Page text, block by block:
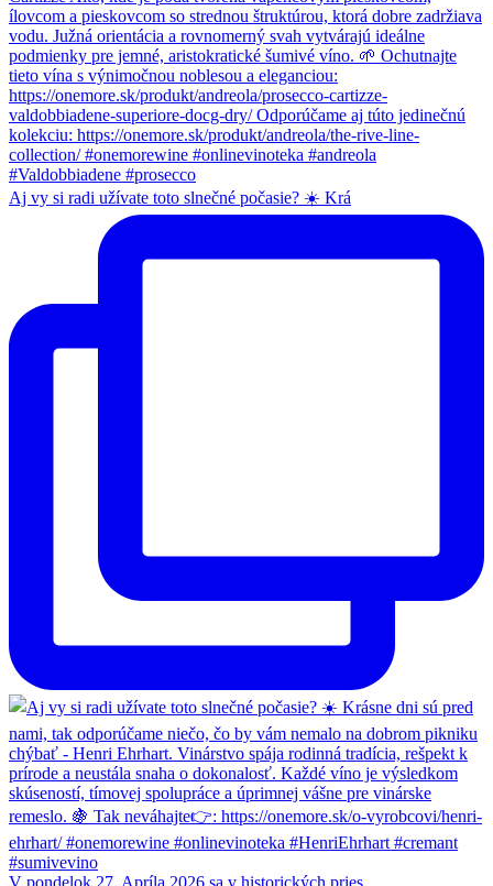
Aj vy si radi užívate toto slnečné počasie? ☀️ Krá
V pondelok 27. Apríla 2026 sa v historických pries